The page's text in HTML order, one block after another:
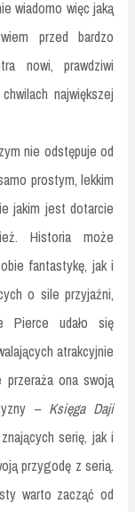
wiadomo więc jaką
przed bardzo
nowi, prawdziwi
największej
nie odstępuje od
prostym, lekkim
jakim jest dotarcie
Historia może
fantastykę, jak i
o sile przyjaźni,
Pierce udało się
atrakcyjnie
ona swoją
– Księga Daji
serię, jak i
przygodę z serią.
warto zacząć od